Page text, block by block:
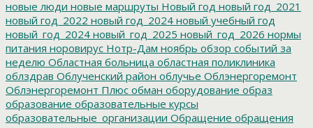
новые люди новые маршруты Новый год новый год_2021
новый год_2022 новый год_2024 новый учебный год
новый_год_2024 новый_год_2025 новый_год_2026 нормы
питания норовирус Нотр-Дам ноябрь обзор событий за
неделю Областная больница областная поликлиника
облздрав Облученский район облучье Облэнергоремонт
Облэнергоремонт Плюс обман оборудование образ
образование образовательные курсы
образовательные_организации Обращение обращения